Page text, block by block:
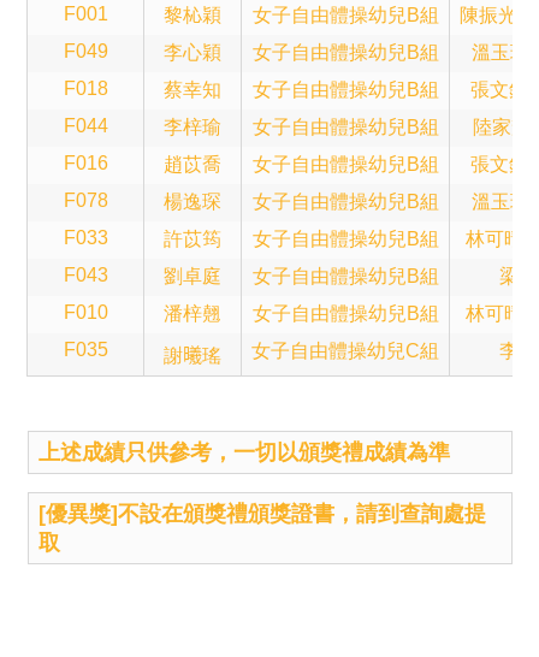
F001
黎杺穎 女子自由體操幼兒B組
陳振光
F049
李心穎 女子自由體操幼兒B組
溫玉珍
F018
蔡幸知 女子自由體操幼兒B組
張文鈞
F044
李梓瑜 女子自由體操幼兒B組
陸家輝
F016
趙苡喬 女子自由體操幼兒B組
張文鈞
F078
楊逸琛 女子自由體操幼兒B組
溫玉珍
F033
許苡筠 女子自由體操幼兒B組
林可晴
F043
劉卓庭 女子自由體操幼兒B組
梁
F010
潘梓翹 女子自由體操幼兒B組
林可晴
F035
謝𣌀瑤 女子自由體操幼兒C組 李
上述成績只供參考，一切以頒獎禮成績為準
[優異獎]不設在頒獎禮頒獎證書，請到查詢處提
取